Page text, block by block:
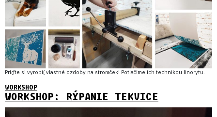
Príďte si vyrobiť vlastné ozdoby na stromček! Potlačíme ich technikou linorytu.
WORKSHOP
WORKSHOP: RÝPANIE TEKVICE